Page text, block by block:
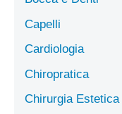
Capelli
Cardiologia
Chiropratica
Chirurgia Estetica